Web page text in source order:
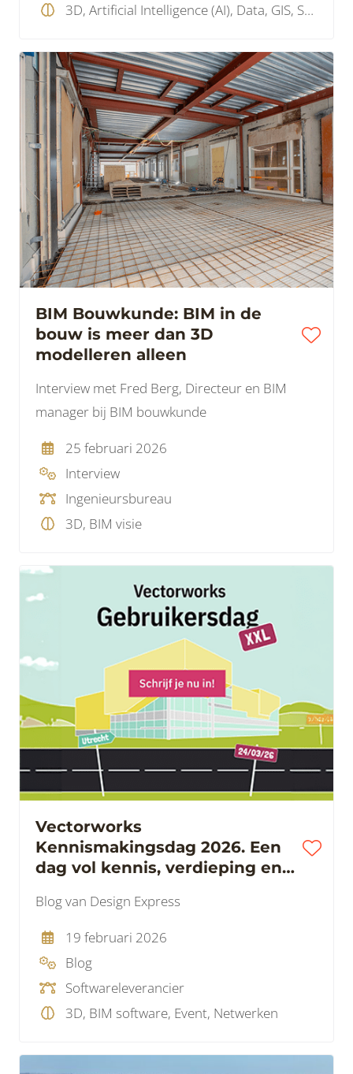
3D, Artificial Intelligence (AI), Data, GIS, SaaS , Visualisatie
BIM Bouwkunde: BIM in de
bouw is meer dan 3D
modelleren alleen
Interview met Fred Berg, Directeur en BIM
manager bij BIM bouwkunde
25 februari 2026
Interview
Ingenieursbureau
3D, BIM visie
Vectorworks
Kennismakingsdag 2026. Een
dag vol kennis, verdieping en
Blog van Design Express
19 februari 2026
Blog
Softwareleverancier
3D, BIM software, Event, Netwerken